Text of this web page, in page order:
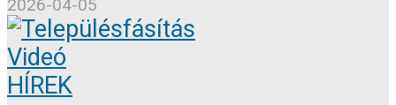
2026-04-05
Videó
HÍREK